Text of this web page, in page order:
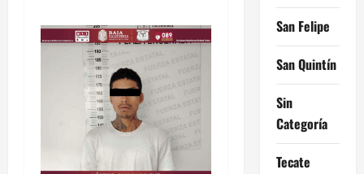
San Felipe
San Quintín
Sin
Categoría
Tecate